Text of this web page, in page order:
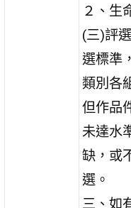
２、生
(三)評
選標準
類別各
但作品
未達水
缺，或
選。
三、如